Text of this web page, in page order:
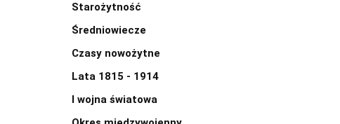
Starożytność
Średniowiecze
Czasy nowożytne
Lata 1815 - 1914
I wojna światowa